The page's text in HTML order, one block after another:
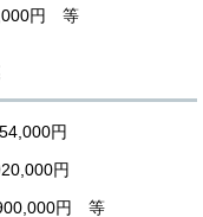
円 等
円
円
円 等